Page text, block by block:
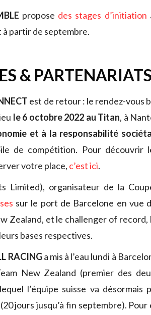
propose des stages d’initiation
partir de septembre.
& PARTENARIATS
est de retour : le rendez-vous
le 6 octobre 2022 au Titan, à
et à la responsabilité
de compétition. Pour découvrir
votre place, c’est ici.
Limited), organisateur de la
sur le port de Barcelone en vue
Zealand, et le challenger of
bases respectives.
RACINGa mis à l’eau lundi à
New Zealand (premier des
l’équipe suisse va désormais
jours jusqu’à fin septembre).